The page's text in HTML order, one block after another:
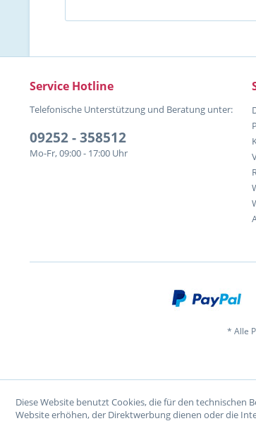
Service Hotline
Telefonische Unterstützung und Beratung unter:
09252 - 358512
Mo-Fr, 09:00 - 17:00 Uhr
* Alle
Diese Website benutzt Cookies, die für den technischen
Website erhöhen, der Direktwerbung dienen oder die